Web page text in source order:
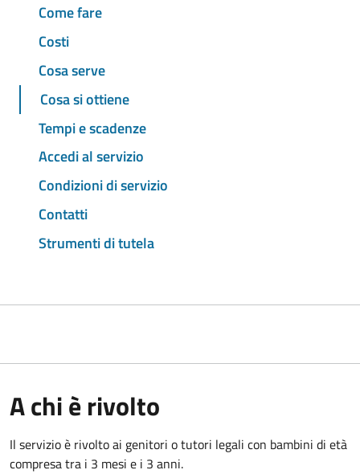
Come fare
Costi
Cosa serve
Cosa si ottiene
Tempi e scadenze
Accedi al servizio
Condizioni di servizio
Contatti
Strumenti di tutela
A chi è rivolto
Il servizio è rivolto ai genitori o tutori legali con bambini di età
compresa tra i 3 mesi e i 3 anni.